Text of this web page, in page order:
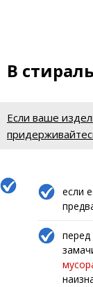
В
Если ваше
если